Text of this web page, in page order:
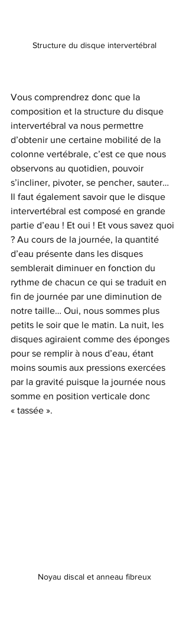
Structure du disque intervertébral
Vous comprendrez donc que la
composition et la structure du disque
intervertébral va nous permettre
d’obtenir une certaine mobilité de la
colonne vertébrale, c’est ce que nous
observons au quotidien, pouvoir
s’incliner, pivoter, se pencher, sauter…
Il faut également savoir que le disque
intervertébral est composé en grande
partie d’eau ! Et oui ! Et vous savez quoi
? Au cours de la journée, la quantité
d’eau présente dans les disques
semblerait diminuer en fonction du
rythme de chacun ce qui se traduit en
fin de journée par une diminution de
notre taille… Oui, nous sommes plus
petits le soir que le matin. La nuit, les
disques agiraient comme des éponges
pour se remplir à nous d’eau, étant
moins soumis aux pressions exercées
par la gravité puisque la journée nous
somme en position verticale donc
« tassée ».
Noyau discal et anneau fibreux